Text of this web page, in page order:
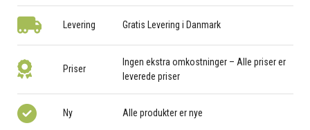
Levering Gratis Levering i Danmark
Priser
Ingen ekstra omkostninger – Alle priser er
leverede priser
Ny Alle produkter er nye